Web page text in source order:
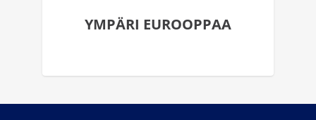
YMPÄRI EUROOPPAA